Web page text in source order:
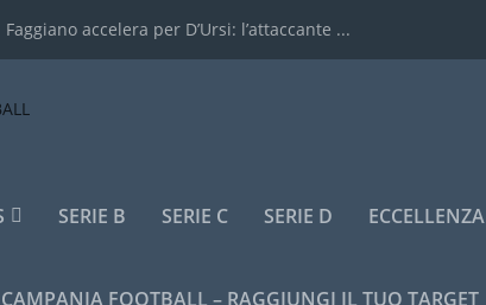
Faggiano accelera per D’Ursi: l’attaccante ...
SERIE B SERIE C SERIE D ECCELLENZA
FOOTBALL – RAGGIUNGI IL TUO TARGET